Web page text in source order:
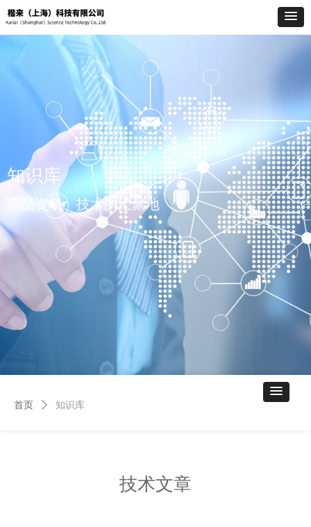
首页 ꄲ 知识库
知识库
产品资料、技术的汇聚地
技术文章